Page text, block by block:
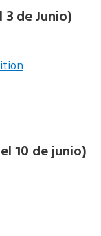
de Junio)
10 de junio)